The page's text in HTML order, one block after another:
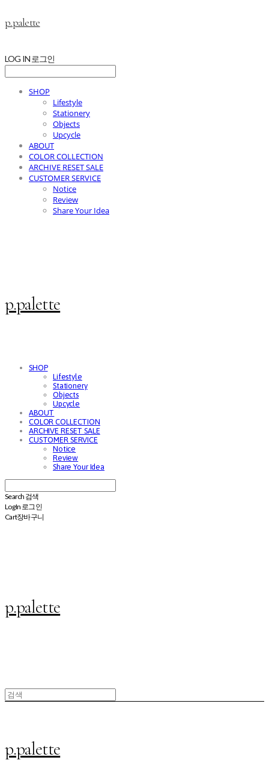
p.palette
LOG IN 로그인
SHOP
Lifestyle
Stationery
Objects
Upcycle
ABOUT
COLOR COLLECTION
ARCHIVE RESET SALE
CUSTOMER SERVICE
Notice
Review
Share Your Idea
p.palette
SHOP
Lifestyle
Stationery
Objects
Upcycle
ABOUT
COLOR COLLECTION
ARCHIVE RESET SALE
CUSTOMER SERVICE
Notice
Review
Share Your Idea
Search 검색
Log In 로그인
Cart장바구니
p.palette
p.palette